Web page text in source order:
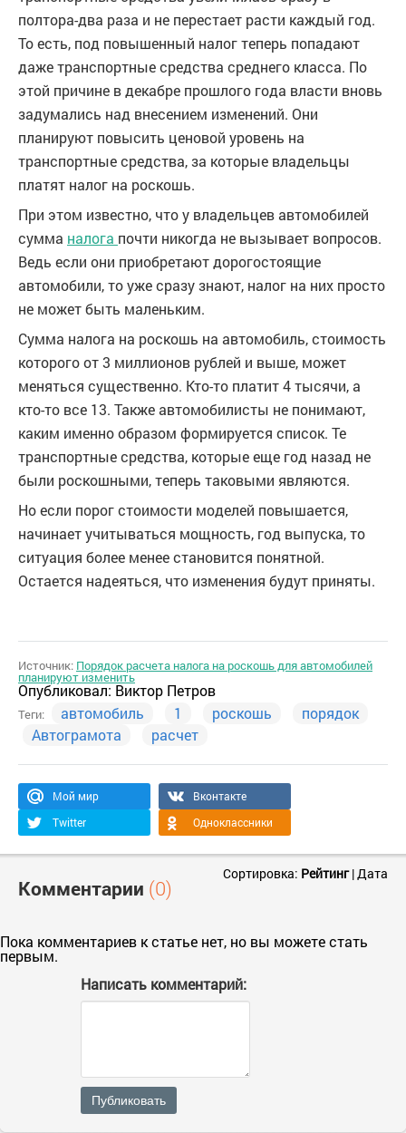
полтора-два раза и не перестает расти каждый год.
То есть, под повышенный налог теперь попадают
даже транспортные средства среднего класса. По
этой причине в декабре прошлого года власти вновь
задумались над внесением изменений. Они
планируют повысить ценовой уровень на
транспортные средства, за которые владельцы
платят налог на роскошь.
При этом известно, что у владельцев автомобилей
сумма налога почти никогда не вызывает вопросов.
Ведь если они приобретают дорогостоящие
автомобили, то уже сразу знают, налог на них просто
не может быть маленьким.
Сумма налога на роскошь на автомобиль, стоимость
которого от 3 миллионов рублей и выше, может
меняться существенно. Кто-то платит 4 тысячи, а
кто-то все 13. Также автомобилисты не понимают,
каким именно образом формируется список. Те
транспортные средства, которые еще год назад не
были роскошными, теперь таковыми являются.
Но если порог стоимости моделей повышается,
начинает учитываться мощность, год выпуска, то
ситуация более менее становится понятной.
Остается надеяться, что изменения будут приняты.
Источник: Порядок расчета налога на роскошь для автомобилей
планируют изменить
Опубликовал: Виктор Петров
Теги: автомобиль 1 роскошь
порядок
Автограмота
расчет
Мой мир
Вконтакте
Twitter
Одноклассники
Комментарии (0)
Сортировка: Рейтинг|Дата
Пока комментариев к статье нет, но вы можете стать
первым.
Написать комментарий:
Публиковать